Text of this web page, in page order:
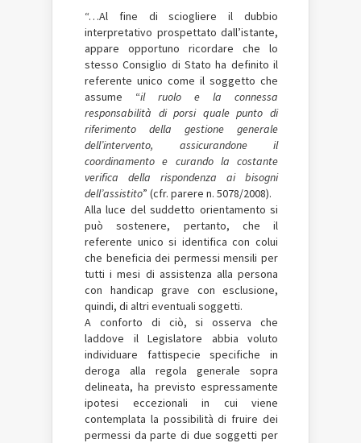
“…Al fine di sciogliere il dubbio
interpretativo prospettato dall’istante,
appare opportuno ricordare che lo
stesso Consiglio di Stato ha definito il
referente unico come il soggetto che
assume “il ruolo e la connessa
responsabilità di porsi quale punto di
riferimento della gestione generale
dell’intervento, assicurandone il
coordinamento e curando la costante
verifica della rispondenza ai bisogni
dell’assistito” (cfr. parere n. 5078/2008).
Alla luce del suddetto orientamento si
può sostenere, pertanto, che il
referente unico si identifica con colui
che beneficia dei permessi mensili per
tutti i mesi di assistenza alla persona
con handicap grave con esclusione,
quindi, di altri eventuali soggetti.
A conforto di ciò, si osserva che
laddove il Legislatore abbia voluto
individuare fattispecie specifiche in
deroga alla regola generale sopra
delineata, ha previsto espressamente
ipotesi eccezionali in cui viene
contemplata la possibilità di fruire dei
permessi da parte di due soggetti per